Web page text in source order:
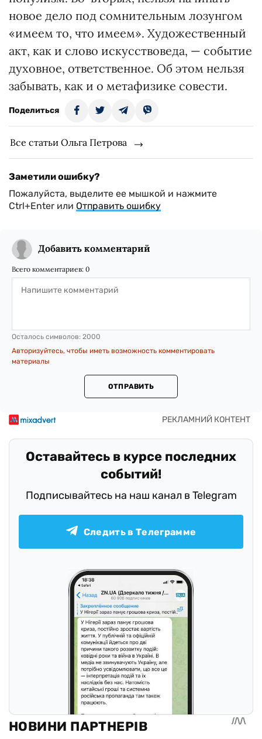
новое дело под сомнительным лозунгом
«имеем то, что имеем». Художественный
акт, как и слово искусствоведа, — событие
духовное, ответственное. Об этом нельзя
забывать, как и о метафизике совести.
Поделиться
Все статьи Ольга Петрова
Заметили ошибку?
Пожалуйста, выделите ее мышкой и нажмите
Ctrl+Enter или Отправить ошибку
Добавить комментарий
Всего комментариев: 0
Осталось символов: 2000
Авторизуйтесь, чтобы иметь возможность комментировать
материалы
ОТПРАВИТЬ
Оставайтесь в курсе последних
событий!
Подписывайтесь на наш канал в Telegram
Следить в Телеграмме